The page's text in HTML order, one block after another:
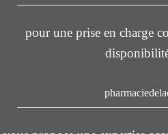
pour une prise en charge